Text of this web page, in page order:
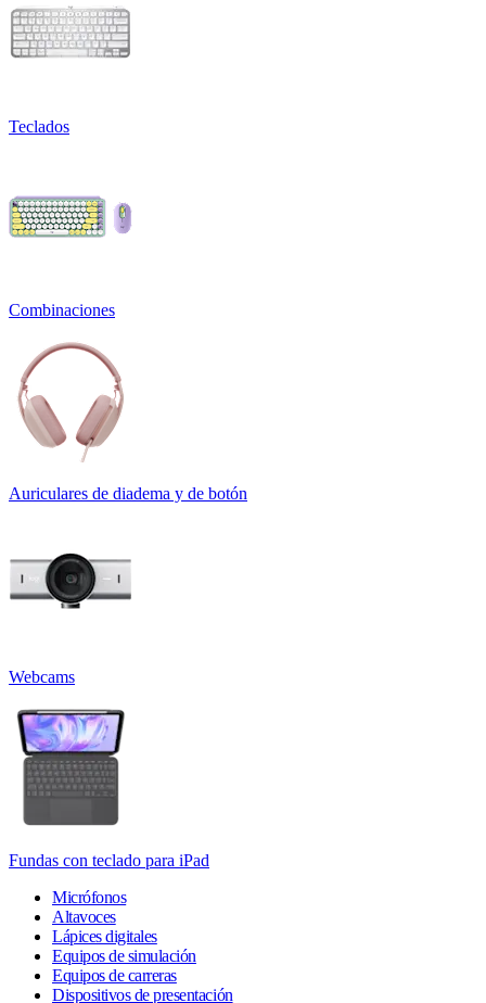
Teclados
Combinaciones
Auriculares de diadema y de botón
Webcams
Fundas con teclado para iPad
Micrófonos
Altavoces
Lápices digitales
Equipos de simulación
Equipos de carreras
Dispositivos de presentación